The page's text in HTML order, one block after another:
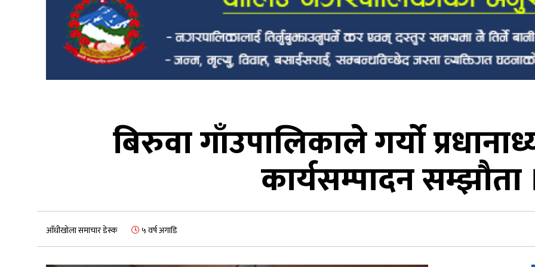
बिरुवा गाँउपालिकाले गर्याे
कार्यसम्पादन सम्झौता
आँधीखोला समाचार डेस्क ५ वर्ष अगाडि